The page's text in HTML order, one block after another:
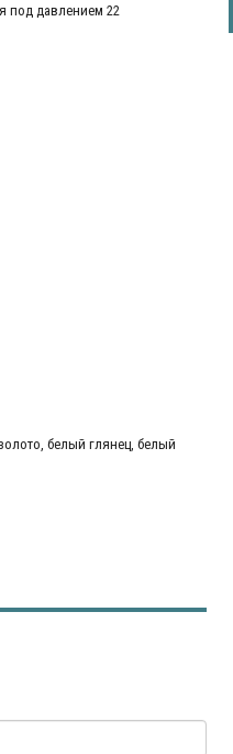
под давлением 22
белый глянец, белый